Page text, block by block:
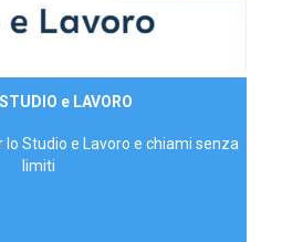
e LAVORO
Studio e Lavoro e chiami senza
limiti